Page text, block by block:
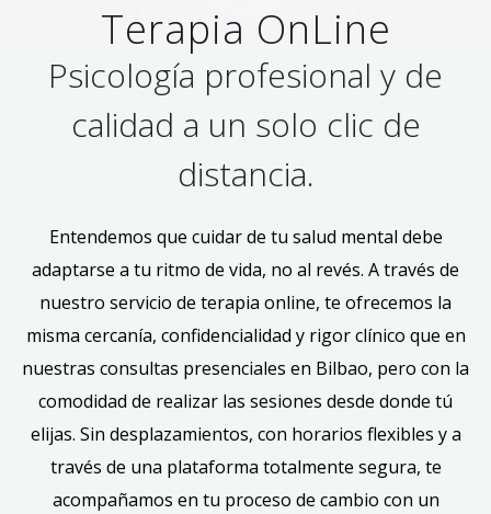
Terapia OnLine
Psicología profesional y de
calidad a un solo clic de
distancia.
Entendemos que cuidar de tu salud mental debe
adaptarse a tu ritmo de vida, no al revés. A través de
nuestro servicio de terapia online, te ofrecemos la
misma cercanía, confidencialidad y rigor clínico que en
nuestras consultas presenciales en Bilbao, pero con la
comodidad de realizar las sesiones desde donde tú
elijas. Sin desplazamientos, con horarios flexibles y a
través de una plataforma totalmente segura, te
acompañamos en tu proceso de cambio con un